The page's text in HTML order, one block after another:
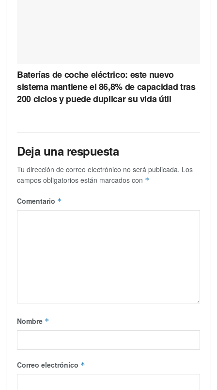
Baterías de coche eléctrico: este nuevo
sistema mantiene el 86,8% de capacidad tras
200 ciclos y puede duplicar su vida útil
Deja una respuesta
Tu dirección de correo electrónico no será publicada. Los
campos obligatorios están marcados con *
Comentario *
Nombre *
Correo electrónico *